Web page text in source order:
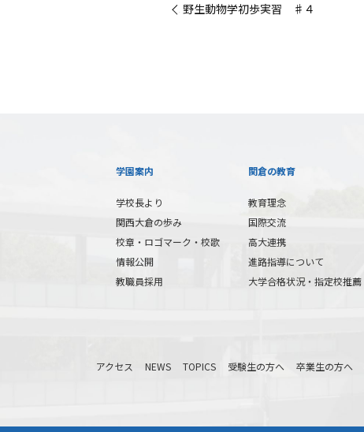
« 野生動物学初歩実習 ♯４
学園案内
学校長より
関西大倉の歩み
校章・ロゴマーク・校歌
情報公開
教職員採用
関倉の教育
教育理念
国際交流
高大連携
進路指導について
大学合格状況・指定校推薦
アクセス NEWS TOPICS 受験生の方へ 卒業生の方へ